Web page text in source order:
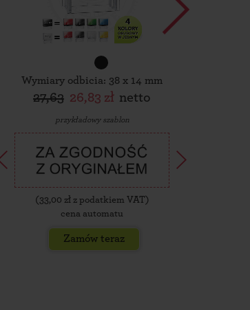
Wymiary odbicia: 38 x 14 mm
27,63 26,83 zł netto
przykładowy szablon
( 33,00 zł z podatkiem VAT)
cena automatu
Zamów teraz